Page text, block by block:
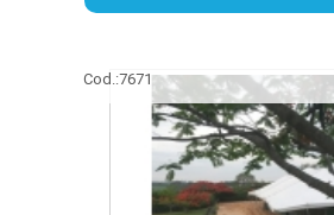
Cod.:7671